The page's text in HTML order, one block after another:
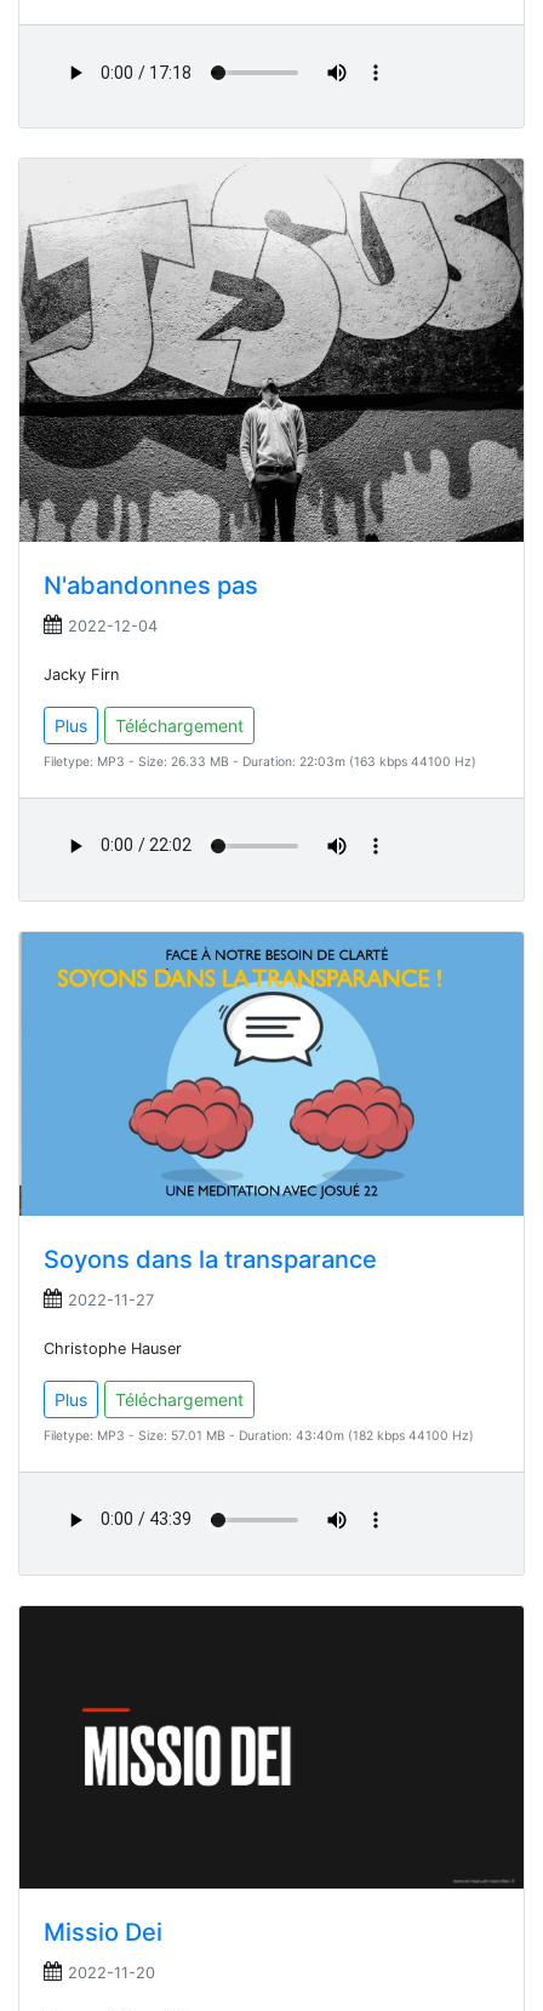
N'abandonnes pas
2022-12-04
Jacky Firn
Plus Téléchargement
Filetype: MP3 - Size: 26.33 MB - Duration: 22:03m (163 kbps 44100 Hz)
Soyons dans la transparance
2022-11-27
Christophe Hauser
Plus Téléchargement
Filetype: MP3 - Size: 57.01 MB - Duration: 43:40m (182 kbps 44100 Hz)
Missio Dei
2022-11-20